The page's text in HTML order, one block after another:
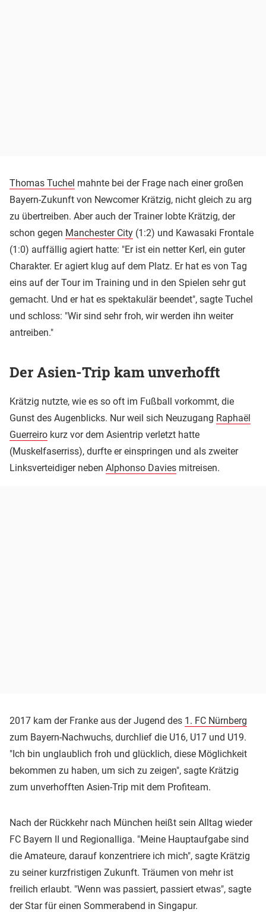
Thomas Tuchel mahnte bei der Frage nach einer großen
Bayern-Zukunft von Newcomer Krätzig, nicht gleich zu arg
zu übertreiben. Aber auch der Trainer lobte Krätzig, der
schon gegen Manchester City (1:2) und Kawasaki Frontale
(1:0) auffällig agiert hatte: "Er ist ein netter Kerl, ein guter
Charakter. Er agiert klug auf dem Platz. Er hat es von Tag
eins auf der Tour im Training und in den Spielen sehr gut
gemacht. Und er hat es spektakulär beendet", sagte Tuchel
und schloss: "Wir sind sehr froh, wir werden ihn weiter
antreiben."
Der Asien-Trip kam unverhofft
Krätzig nutzte, wie es so oft im Fußball vorkommt, die
Gunst des Augenblicks. Nur weil sich Neuzugang Raphaël
Guerreiro kurz vor dem Asientrip verletzt hatte
(Muskelfaserriss), durfte er einspringen und als zweiter
Linksverteidiger neben Alphonso Davies mitreisen.
2017 kam der Franke aus der Jugend des 1. FC Nürnberg
zum Bayern-Nachwuchs, durchlief die U16, U17 und U19.
"Ich bin unglaublich froh und glücklich, diese Möglichkeit
bekommen zu haben, um sich zu zeigen", sagte Krätzig
zum unverhofften Asien-Trip mit dem Profiteam.
Nach der Rückkehr nach München heißt sein Alltag wieder
FC Bayern II und Regionalliga. "Meine Hauptaufgabe sind
die Amateure, darauf konzentriere ich mich", sagte Krätzig
zu seiner kurzfristigen Zukunft. Träumen von mehr ist
freilich erlaubt. "Wenn was passiert, passiert etwas", sagte
der Star für einen Sommerabend in Singapur.